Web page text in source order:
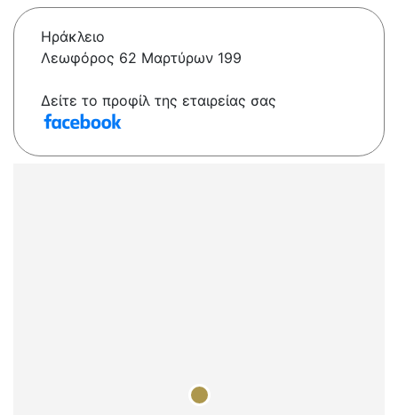
Ηράκλειο
Λεωφόρος 62 Μαρτύρων 199
Δείτε το προφίλ της εταιρείας σας